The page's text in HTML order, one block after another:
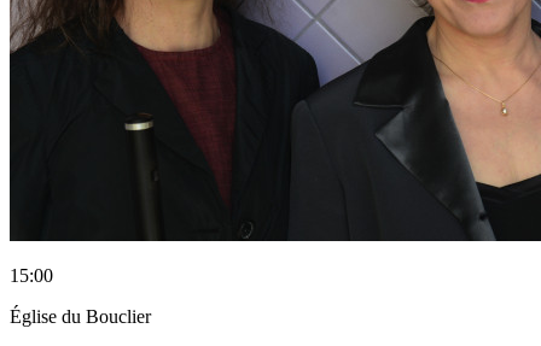
15:00
Église du Bouclier